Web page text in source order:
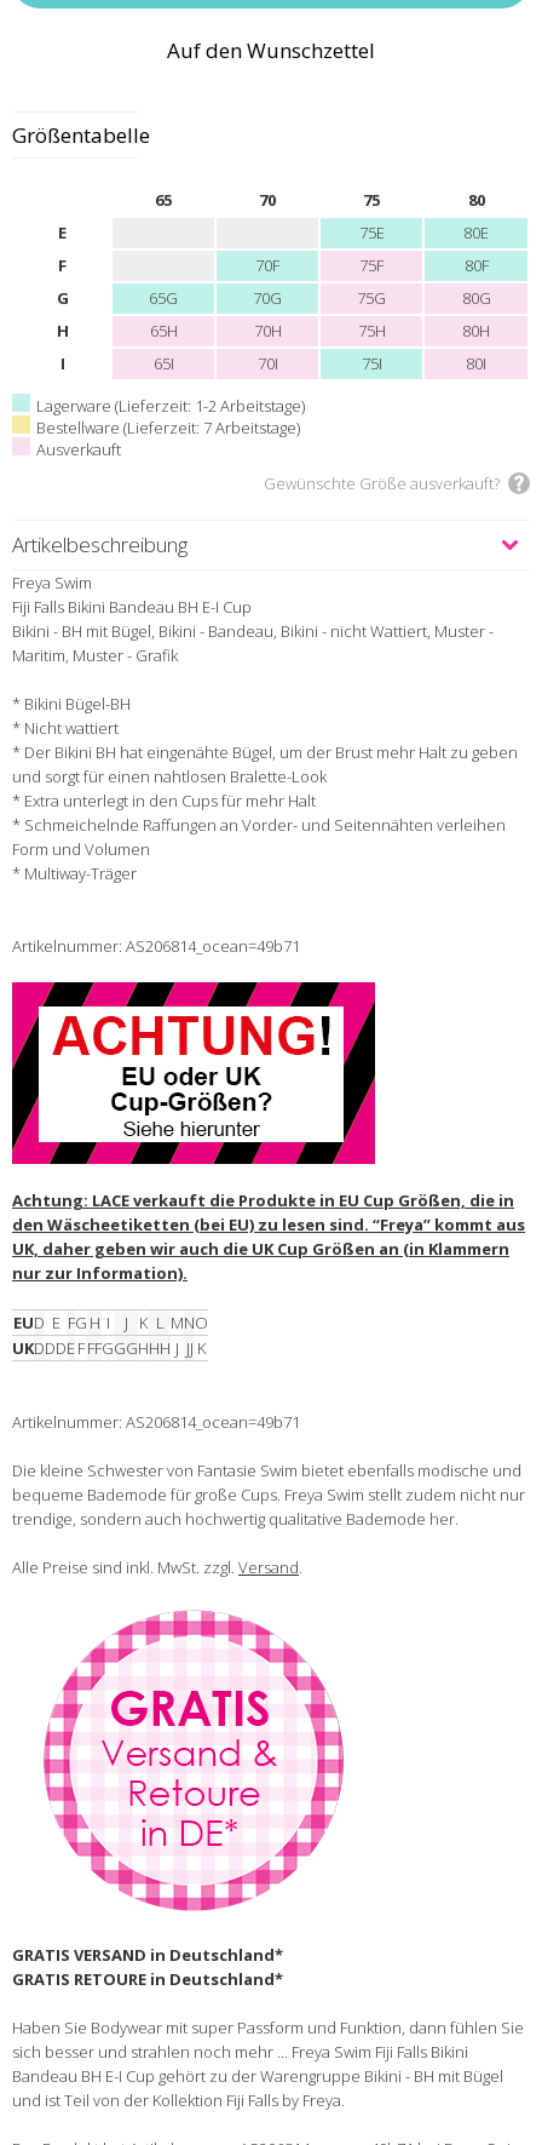
Auf den Wunschzettel
Größentabelle
65 70 75
80
E
75E
80E
F
70F 75F
80F
G
65G 70G 75G
80G
H
65H 70H 75H
80H
I
65I 70I 75I
80I
Lagerware (Lieferzeit: 1-2 Arbeitstage)
Bestellware (Lieferzeit: 7 Arbeitstage)
Ausverkauft
Gewünschte Größe ausverkauft?
Artikelbeschreibung
Freya Swim
Fiji Falls Bikini Bandeau BH E-I Cup
Bikini - BH mit Bügel, Bikini - Bandeau, Bikini - nicht Wattiert, Muster -
Maritim, Muster - Grafik
* Bikini Bügel-BH
* Nicht wattiert
* Der Bikini BH hat eingenähte Bügel, um der Brust mehr Halt zu geben
und sorgt für einen nahtlosen Bralette-Look
* Extra unterlegt in den Cups für mehr Halt
* Schmeichelnde Raffungen an Vorder- und Seitennähten verleihen
Form und Volumen
* Multiway-Träger
Artikelnummer: AS206814_ocean=49b71
Achtung: LACE verkauft die Produkte in EU Cup Größen, die in
den Wäscheetiketten (bei EU) zu lesen sind. “Freya” kommt aus
UK, daher geben wir auch die UK Cup Größen an (in Klammern
nur zur Information).
EUD E FG H I J K L MNO
UKDDDEFFFGGGHHH J JJ K
Artikelnummer: AS206814_ocean=49b71
Die kleine Schwester von Fantasie Swim bietet ebenfalls modische und
bequeme Bademode für große Cups. Freya Swim stellt zudem nicht nur
trendige, sondern auch hochwertig qualitative Bademode her.
Alle Preise sind inkl. MwSt. zzgl. Versand.
GRATIS VERSAND in Deutschland*
GRATIS RETOURE in Deutschland*
Haben Sie Bodywear mit super Passform und Funktion, dann fühlen Sie
sich besser und strahlen noch mehr ... Freya Swim Fiji Falls Bikini
Bandeau BH E-I Cup gehört zu der Warengruppe Bikini - BH mit Bügel
und ist Teil von der Kollektion Fiji Falls by Freya.